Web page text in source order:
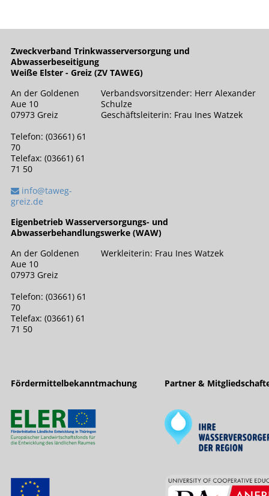
Zweckverband Trinkwasserversorgung und
Abwasserbeseitigung
Weiße Elster - Greiz (ZV TAWEG)
An der Goldenen
Aue 10
07973 Greiz
Telefon: (03661) 61
70
Telefax: (03661) 61
71 50
info@taweg-
greiz.de
Verbandsvorsitzender: Herr Alexander
Schulze
Geschäftsleiterin: Frau Ines Watzek
Eigenbetrieb Wasserversorgungs- und
Abwasserbehandlungswerke (WAW)
An der Goldenen
Aue 10
07973 Greiz
Telefon: (03661) 61
70
Telefax: (03661) 61
71 50
Werkleiterin: Frau Ines Watzek
Fördermittelbekanntmachung Partner &